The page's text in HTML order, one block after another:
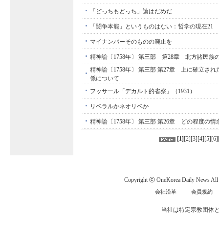
「どっちもどっち」論はだめだ
「闘争本能」というものはない：哲学の現在21
マイナンバーそのものの廃止を
精神論〔1758年〕 第三部 第28章 北方諸民族
精神論〔1758年〕 第三部 第27章 上に確立され
係について
フッサール「デカルト的省察」（1931）
リベラルかネオリベか
精神論〔1758年〕 第三部 第26章 どの程度の情
[1] [2][3][4][5][6
Copyright ⓒ OneKorea Daily News All
会社沿革 会員規約
当社は特定宗教団体